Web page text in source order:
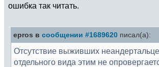
ошибка так читать.
epros в сообщении #1689620 писал(а):
Отсутствие выживших
отдельного вида этим не